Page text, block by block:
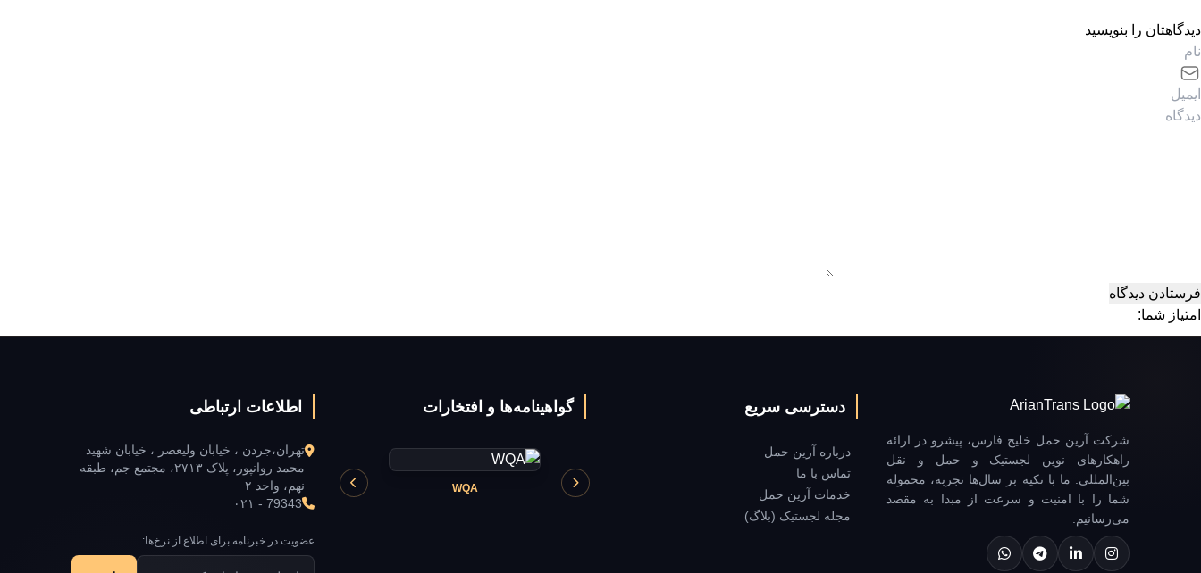
دیدگاهتان را بنویسید
امتیاز شما:
شرکت آرین حمل خلیج فارس، پیشرو در ارائه
راهکارهای نوین لجستیک و حمل و نقل
بین‌المللی. ما با تکیه بر سال‌ها تجربه، محموله
شما را با امنیت و سرعت از مبدا به مقصد
می‌رسانیم.
دسترسی سریع
درباره آرین حمل
تماس با ما
خدمات آرین حمل
مجله لجستیک (بلاگ)
گواهینامه‌ها و افتخارات
WQA
Golden State university
اطلاعات ارتباطی
تهران،جردن ، خیابان ولیعصر ، خیابان شهید
محمد روانپور، پلاک ۲۷۱۳، مجتمع جم، طبقه
نهم، واحد ۲
۰۲۱ - 79343
عضویت در خبرنامه برای اطلاع از نرخ‌ها: